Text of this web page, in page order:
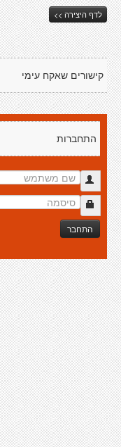
לדף היצירה >>
קישורים שאקח עימי
התחברות
התחבר